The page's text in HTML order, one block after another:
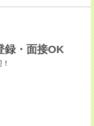
録・面接OK